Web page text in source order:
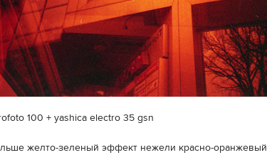
100 + yashica electro 35 gsn
желто-зеленый эффект нежели красно-оранжевый